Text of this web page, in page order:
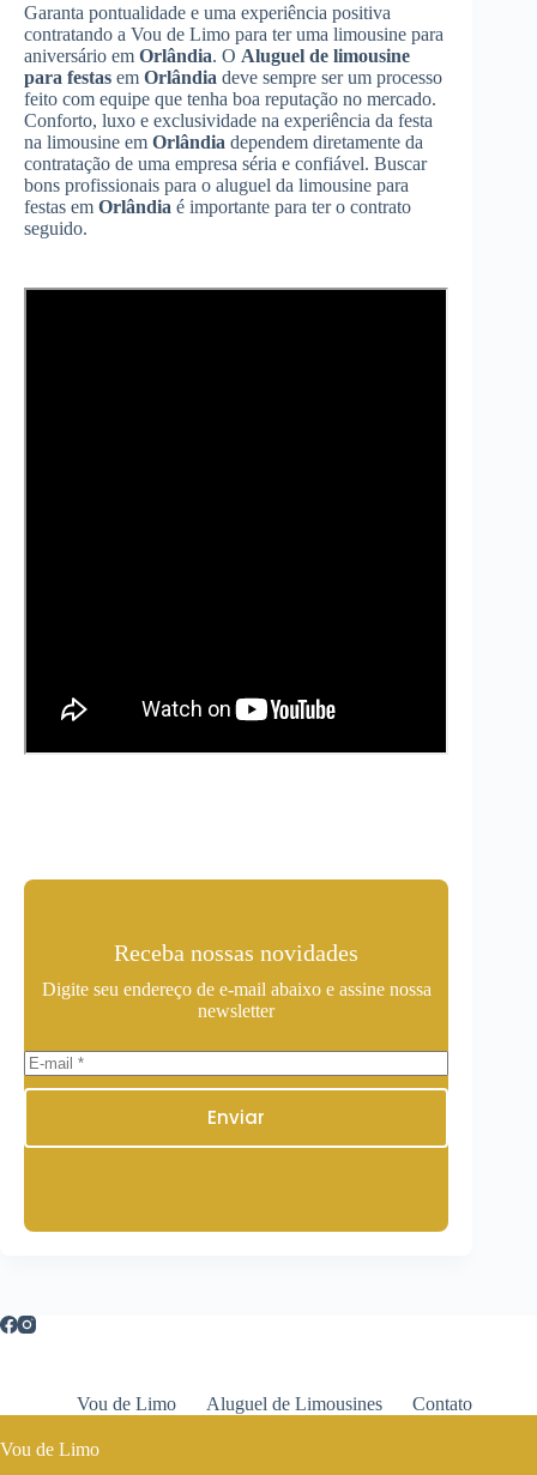
Garanta pontualidade e uma experiência positiva
contratando a Vou de Limo para ter uma limousine para
aniversário em Orlândia. O Aluguel de limousine
para festas em Orlândia deve sempre ser um processo
feito com equipe que tenha boa reputação no mercado.
Conforto, luxo e exclusividade na experiência da festa
na limousine em Orlândia dependem diretamente da
contratação de uma empresa séria e confiável. Buscar
bons profissionais para o aluguel da limousine para
festas em Orlândia é importante para ter o contrato
seguido.
Receba nossas novidades
Digite seu endereço de e-mail abaixo e assine nossa
newsletter
Enviar
Vou de Limo Aluguel de Limousines Contato
Vou de Limo